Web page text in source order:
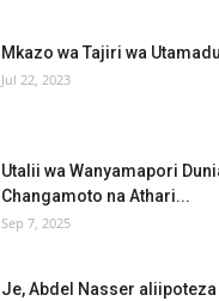
Mkazo wa Tajiri wa
Jul 22, 2023
Utalii wa Wanyamapori
Changamoto na Athari...
Sep 7, 2025
Je, Abdel Nasser aliipoteza